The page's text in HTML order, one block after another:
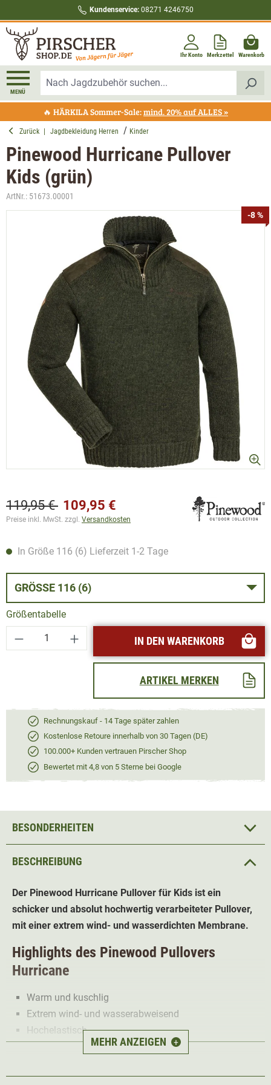
Kundenservice: 08271 4246750
Ihr Konto Merkzettel Warenkorb
MENÜ
🔥 HÄRKILA Sommer-Sale:mind. 20% auf ALLES »
Zurück Jagdbekleidung Herren Kinder
Pinewood Hurricane Pullover
Kids (grün)
ArtNr.: 51673.00001
Bildergalerie überspringen -8 %
119,95 € 109,95 €
Preise inkl. MwSt. zzgl. Versandkosten
In Größe 116 (6) Lieferzeit 1-2 Tage
GRÖSSE 116 (6)
Größentabelle
Produkt Anzahl: Gib den gewünschten
IN DEN WARENKORB
ARTIKEL MERKEN
Rechnungskauf - 14 Tage später zahlen
Kostenlose Retoure innerhalb von 30 Tagen (DE)
100.000+ Kunden vertrauen Pirscher Shop
Bewertet mit 4,8 von 5 Sterne bei Google
BESCHREIBUNG
Der Pinewood Hurricane Pullover für Kids ist ein
schicker und absolut hochwertig verarbeiteter Pullover,
mit einer extrem wind- und wasserdichten Membrane.
Highlights des Pinewood Pullovers
Hurricane
Warm und kuschlig
Extrem wind- und wasserabweisend
Hochelastisch
Verstärkungen an stark beanspruchten Stellen
MEHR ANZEIGEN +
BESONDERHEITEN